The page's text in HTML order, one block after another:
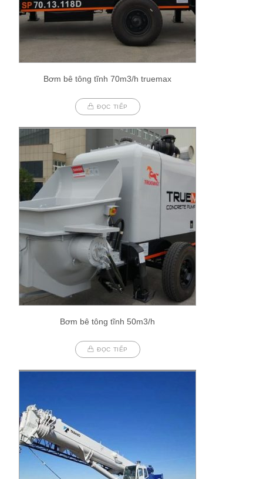
Bơm bê tông tĩnh 70m3/h truemax
ĐỌC TIẾP
Bơm bê tông tĩnh 50m3/h
ĐỌC TIẾP